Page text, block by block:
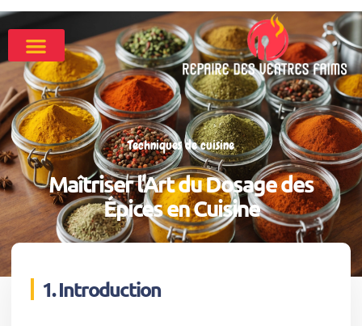
Techniques de cuisine
Maîtriser l’Art du Dosage des
Épices en Cuisine
1. Introduction